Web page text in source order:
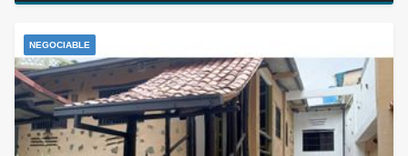
NEGOCIABLE